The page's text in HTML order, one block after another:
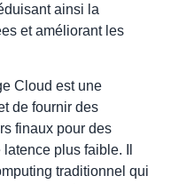
ainsi la
et améliorant les
Cloud est une
de fournir des
finaux pour des
plus faible. Il
traditionnel qui